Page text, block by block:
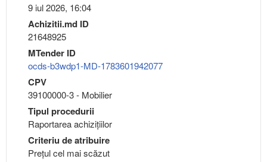
9 iul 2026, 16:04
Achizitii.md ID
21648925
MTender ID
ocds-b3wdp1-MD-1783601942077
CPV
39100000-3 - Mobilier
Tipul procedurii
Raportarea achizițiilor
Criteriu de atribuire
Preţul cel mai scăzut